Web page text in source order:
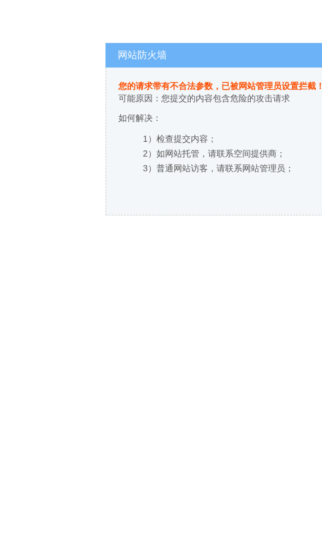
网站防火墙
您的请求带有不合法参数，已被网站管理员设置拦截！
可能原因：您提交的内容包含危险的攻击请求
如何解决：
1）检查提交内容；
2）如网站托管，请联系空间提供商；
3）普通网站访客，请联系网站管理员；